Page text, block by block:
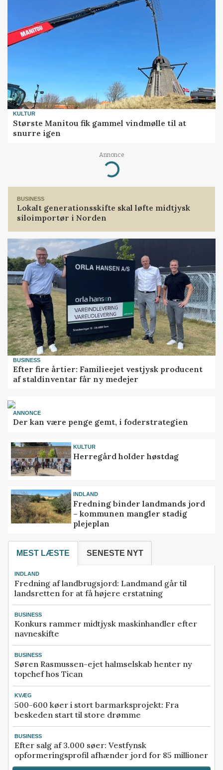
KULTUR
Største Manitou fik gammel vindmølle til at
snurre igen
Annonce
Loading...
BUSINESS
Lokalt generationsskifte skal løfte midtjysk
siloimportør i Norden
BUSINESS
Efter fire årtier: Familieejet vestjysk producent
af staldinventar får ny medejer
ANNONCE
Der kan være penge gemt, i foderstrategien
KULTUR
Herregård holder høstdag
INDLAND
Fredning binder landmands jord
– kommunen mangler stadig
plejeplan
MEST LÆSTE SENESTE NYT
INDLAND
Fredning af landbrugsjord: Landmand går til
landsretten for at få højere erstatning
BUSINESS
Konkurs rammer midtjysk maskinhandler efter
navneskifte
BUSINESS
Søren Rasmussen-ejet halmselskab henter ny
topchef hos Tican
KVÆG
500-600 køer i stort barmarksprojekt: Fra
beskeden start til store drømme
BUSINESS
Efter salg af 3.000 søer: Vestfynsk
opformeringsprofil afhænder jord for 85 millioner